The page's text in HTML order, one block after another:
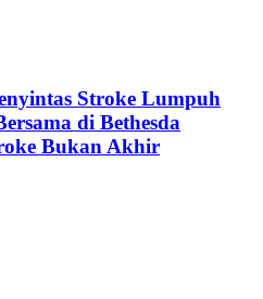
Stroke Lumpuh
di Bethesda
Bukan Akhir